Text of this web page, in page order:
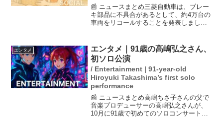
📰 ニュースまとめ三菱自動車は、ブレー
キ部品に不具合があるとして、約4万台の
車両をリコールすることを発表しまし
で、2022年5月から2023年3月までに製造
された...
エンタメ
エンタメ｜91歳の高嶋弘之さん、
初ソロ公演
/ Entertainment | 91-year-old
Hiroyuki Takashima’s first solo
performance
📰 ニュースまとめ高嶋ちさ子さんの父で
音楽プロデューサーの高嶋弘之さんが、
10月に91歳で初めてのソロコンサートを